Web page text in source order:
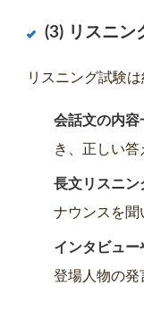
(3) リスニン
リスニング試験
会話文の内容
き、正しい答
長文リスニン
ナウンスを聞
インタビュー
登場人物の発